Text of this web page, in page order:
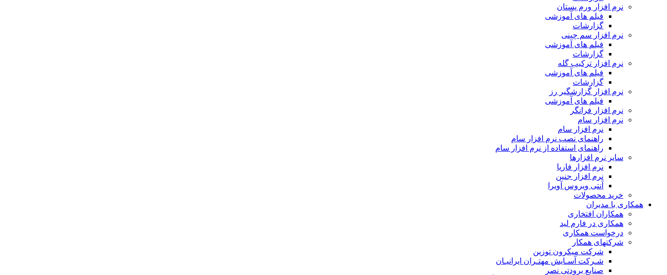
نرم افزار ورم پستان
فیلم های آموزشی
گزارشات
نرم افزار سم چینی
فیلم های آموزشی
گزارشات
نرم افزار ترکیب گله
فیلم های آموزشی
گزارشات
نرم افزار گزارشگیر رز
فیلم های آموزشی
نرم افزار فرانگر
نرم افزار سام
نرم افزار سام
راهنمای نصب نرم افزار سام
راهنمای استفاده از نرم افزار سام
سایر نرم افزارها
نرم افزار فاریا
نرم افزار جنین
آنتی ویروس آویرا
خرید محصولات
همکاری با مدیران
همکاران افتخاری
همکاری در فارم لید
درخواست همکاری
شرکتهای همکار
شرکت میکرون توزین
شـرکت آسـایش مهتـران ایرانیـان
صنایع برودتی نصر